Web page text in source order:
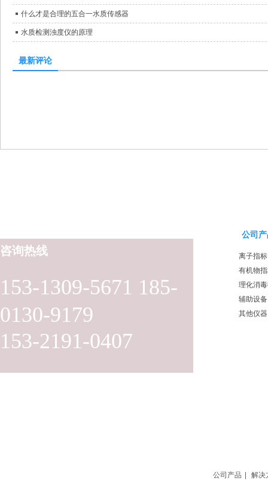
什么才是合理的五合一水质传感器
水质检测浊度仪的原理
最新评论
153-1309-5671 185-
0130-9179
153-2191-0407
咨询热线
公司
离子指标
有机物
理化消
辅助设备
其他仪器
公司产品 解决